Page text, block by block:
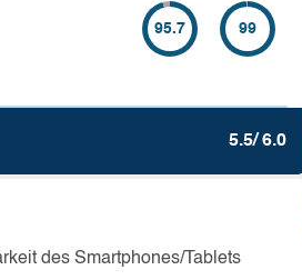
95.7 99
5.5/ 6.0
des Smartphones/Tablets